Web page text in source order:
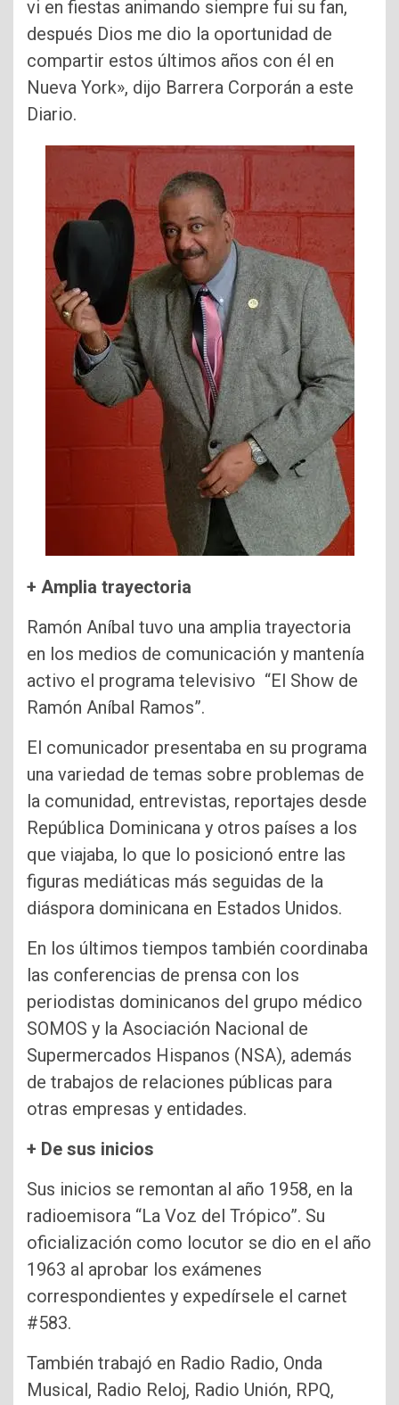
vi en fiestas animando siempre fui su fan,
después Dios me dio la oportunidad de
compartir estos últimos años con él en
Nueva York», dijo Barrera Corporán a este
Diario.
+ Amplia trayectoria
Ramón Aníbal tuvo una amplia trayectoria
en los medios de comunicación y mantenía
activo el programa televisivo “El Show de
Ramón Aníbal Ramos”.
El comunicador presentaba en su programa
una variedad de temas sobre problemas de
la comunidad, entrevistas, reportajes desde
República Dominicana y otros países a los
que viajaba, lo que lo posicionó entre las
figuras mediáticas más seguidas de la
diáspora dominicana en Estados Unidos.
En los últimos tiempos también coordinaba
las conferencias de prensa con los
periodistas dominicanos del grupo médico
SOMOS y la Asociación Nacional de
Supermercados Hispanos (NSA), además
de trabajos de relaciones públicas para
otras empresas y entidades.
+ De sus inicios
Sus inicios se remontan al año 1958, en la
radioemisora “La Voz del Trópico”. Su
oficialización como locutor se dio en el año
1963 al aprobar los exámenes
correspondientes y expedírsele el carnet
#583.
También trabajó en Radio Radio, Onda
Musical, Radio Reloj, Radio Unión, RPQ,